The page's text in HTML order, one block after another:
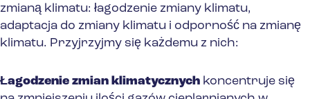
zmianą klimatu: łagodzenie zmiany klimatu,
adaptacja do zmiany klimatu i odporność na zmianę
klimatu. Przyjrzyjmy się każdemu z nich:
Łagodzenie zmian klimatycznych koncentruje się